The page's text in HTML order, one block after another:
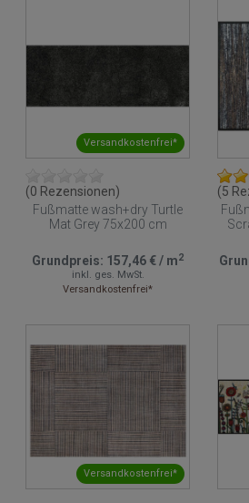
Versandkostenfrei*
(0 Rezensionen)
Fußmatte wash+dry Turtle
Mat Grey 75x200 cm
Grundpreis: 157,46 €/ m2
inkl. ges. MwSt.
Versandkostenfrei*
(5
Versandkostenfrei*